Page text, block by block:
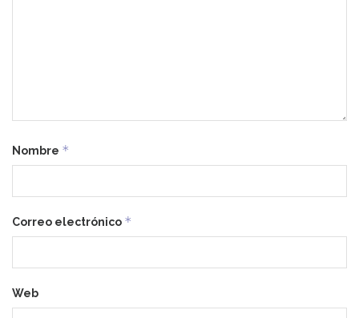
Nombre *
Correo electrónico *
Web